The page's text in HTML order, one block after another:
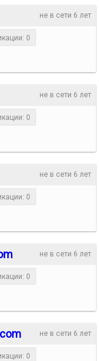
не в сети 6 лет
0
не в сети 6 лет
0
не в сети 6 лет
0
не в сети 6 лет
0
не в сети 6 лет
0